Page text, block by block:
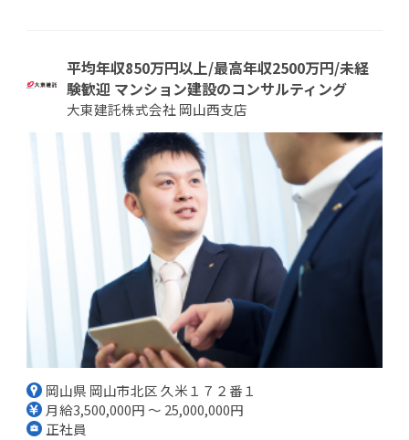
平均年収850万円以上/最高年収2500万円/未経
験歓迎 マンション建設のコンサルティング
大東建託株式会社 岡山西支店
岡山県 岡山市北区 久米１７２番１
月給3,500,000円 ～ 25,000,000円
正社員